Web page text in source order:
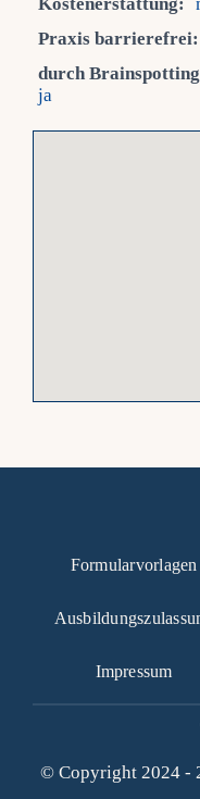
Mein Account
Praxis barrierefrei:
durch
ja
Formularvorlagen
Impressum
© Copyright 2024 -